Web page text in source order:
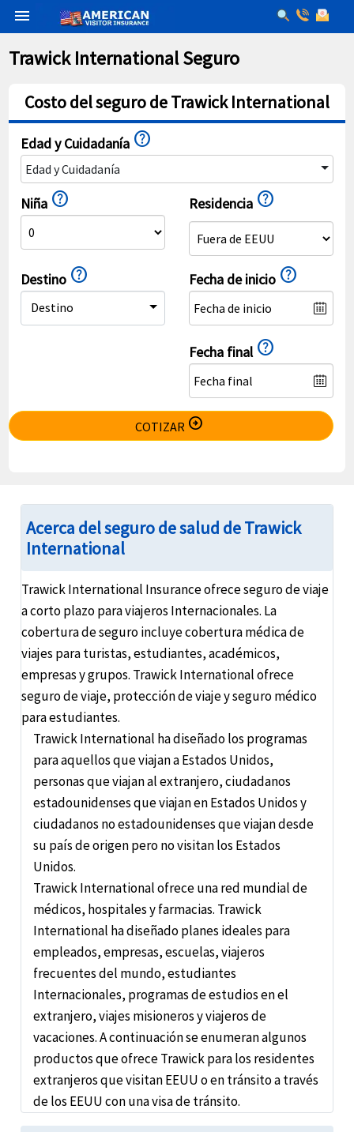
menu
Trawick International Seguro
Costo del seguro de Trawick International
Edad y Cuidadanía help
Edad y Cuidadanía
Niña help Residencia help
Destino help
Destino
Fecha de inicio help
Fecha final help
COTIZAR arrow_circle_right
Acerca del seguro de salud de Trawick
International
Trawick International Insurance ofrece seguro de viaje
a corto plazo para viajeros Internacionales. La
cobertura de seguro incluye cobertura médica de
viajes para turistas, estudiantes, académicos,
empresas y grupos. Trawick International ofrece
seguro de viaje, protección de viaje y seguro médico
para estudiantes.
Trawick International ha diseñado los programas
para aquellos que viajan a Estados Unidos,
personas que viajan al extranjero, ciudadanos
estadounidenses que viajan en Estados Unidos y
ciudadanos no estadounidenses que viajan desde
su país de origen pero no visitan los Estados
Unidos.
Trawick International ofrece una red mundial de
médicos, hospitales y farmacias. Trawick
International ha diseñado planes ideales para
empleados, empresas, escuelas, viajeros
frecuentes del mundo, estudiantes
Internacionales, programas de estudios en el
extranjero, viajes misioneros y viajeros de
vacaciones. A continuación se enumeran algunos
productos que ofrece Trawick para los residentes
extranjeros que visitan EEUU o en tránsito a través
de los EEUU con una visa de tránsito.